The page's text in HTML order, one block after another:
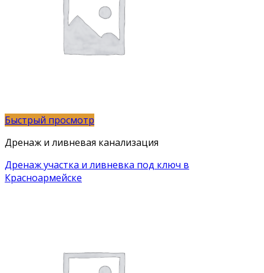
Быстрый просмотр
Дренаж и ливневая канализация
Дренаж участка и ливневка под ключ в
Красноармейске